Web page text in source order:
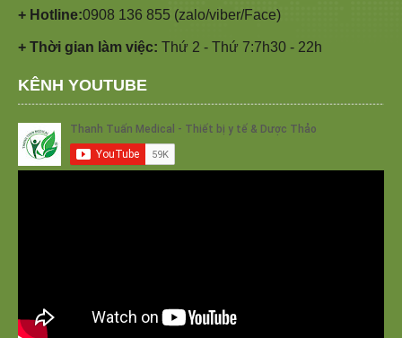
+ Hotline:0908 136 855 (zalo/viber/Face)
+ Thời gian làm việc: Thứ 2 - Thứ 7:7h30 - 22h
KÊNH YOUTUBE